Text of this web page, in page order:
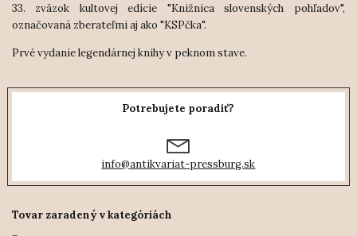
33. zväzok kultovej edície "Knižnica slovenských pohľadov",
označovaná zberateľmi aj ako "KSPčka".
Prvé vydanie legendárnej knihy v peknom stave.
Potrebujete poradiť?
info@antikvariat-pressburg.sk
Tovar zaradený v kategóriách